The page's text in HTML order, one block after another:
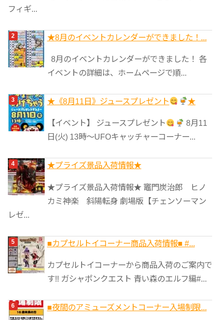
フィギ...
★8月のイベントカレンダーができました！...
8月のイベントカレンダーができました！ 各
イベントの詳細は、ホームページで順...
★《8月11日》ジュースプレゼント ★
【イベント】 ジュースプレゼント
8月11
日(火) 13時〜UFOキャッチャーコーナー...
★プライズ景品入荷情報★
★プライズ景品入荷情報★ 竈門炭治郎 ヒノ
カミ神楽 斜陽転身 劇場版【チェンソーマン
レゼ...
■カプセルトイコーナー商品入荷情報■ #...
カプセルトイコーナーから商品入荷のご案内で
す!! ガシャポンクエスト 青い森のエルフ編#...
■夜間のアミューズメントコーナー入場制限...